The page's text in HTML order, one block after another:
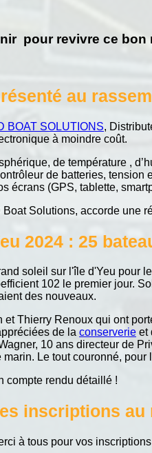
pour revivre ce bon
au
BOAT SOLUTIONS,
à moindre coût.
de température ,
de batteries,
écrans (GPS, tablette,
Solutions, accorde une
2024 : 25
soleil sur l'île d'Yeu pour
102 le premier jour.
des nouveaux.
et Thierry Renoux qui ont
de la conserverie et
10 ans directeur de
Le tout couronné,
compte rendu détaillé !
inscriptions au
à tous pour vos